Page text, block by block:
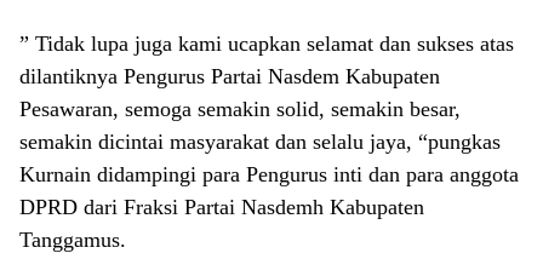
” Tidak lupa juga kami ucapkan selamat dan sukses atas
dilantiknya Pengurus Partai Nasdem Kabupaten
Pesawaran, semoga semakin solid, semakin besar,
semakin dicintai masyarakat dan selalu jaya, “pungkas
Kurnain didampingi para Pengurus inti dan para anggota
DPRD dari Fraksi Partai Nasdemh Kabupaten
Tanggamus.